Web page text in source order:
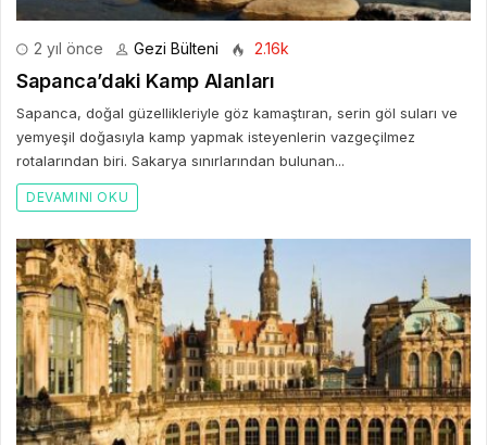
2 yıl önce Gezi Bülteni 2.16k
Sapanca’daki Kamp Alanları
Sapanca, doğal güzellikleriyle göz kamaştıran, serin göl suları ve
yemyeşil doğasıyla kamp yapmak isteyenlerin vazgeçilmez
rotalarından biri. Sakarya sınırlarından bulunan...
DEVAMINI OKU